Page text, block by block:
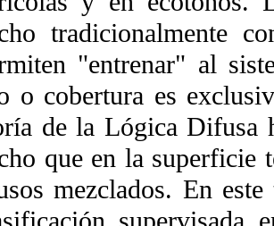
tradicionalmente
"entrenar" al
o cobertura es
de la Lógica Difusa
que en la superficie
mezclados. En